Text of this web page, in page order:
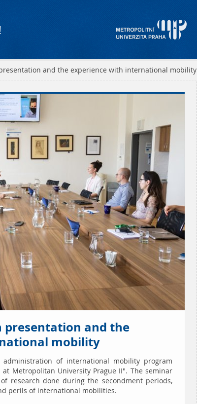
and the experience with international mobility
presentation and the
mobility
of international mobility program
Metropolitan University Prague II". The seminar
research done during the secondment periods,
perils of international mobilities.